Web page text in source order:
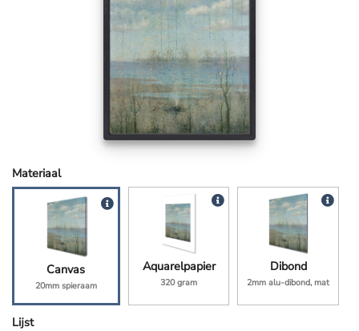
Materiaal
Canvas
20mm spieraam
Aquarelpapier
320 gram
Dibond
2mm alu-dibond, mat
Lijst